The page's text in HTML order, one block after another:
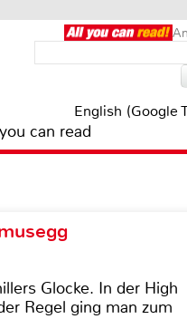
English (Google
can read
Glocke. In der High
Regel ging man zum